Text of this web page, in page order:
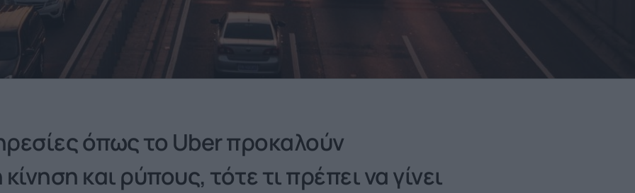
όπως το Uber προκαλούν
και ρύπους, τότε τι πρέπει να γίνει